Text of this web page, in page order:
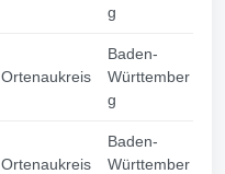
g
Ortenaukreis
Baden-
Württember
g
Ortenaukreis
Baden-
Württember